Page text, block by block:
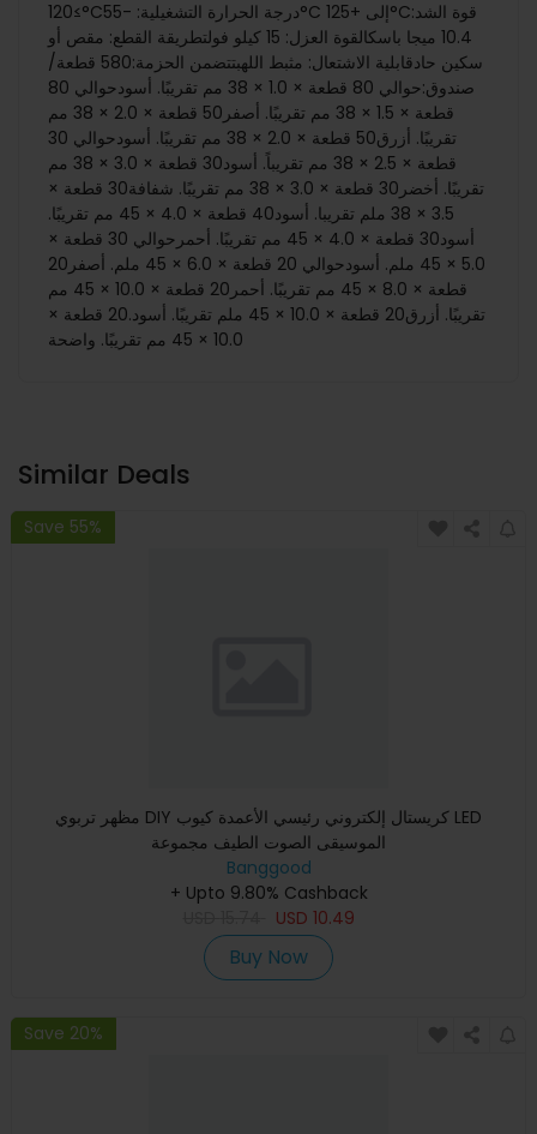
≥120°Cدرجة الحرارة التشغيلية: -55°C إلى +125°Cقوة الشد:
10.4 ميجا باسكالقوة العزل: 15 كيلو فولتطريقة القطع: مقص أو
سكين حادقابلية الاشتعال: مثبط اللهبتتضمن الحزمة:580 قطعة/
صندوق:حوالي 80 قطعة × 1.0 × 38 مم تقريبًا. أسودحوالي 80
قطعة × 1.5 × 38 مم تقريبًا. أصفر50 قطعة × 2.0 × 38 مم
تقريبًا. أزرق50 قطعة × 2.0 × 38 مم تقريبًا. أسودحوالي 30
قطعة × 2.5 × 38 مم تقريباً. أسود30 قطعة × 3.0 × 38 مم
تقريبًا. أخضر30 قطعة × 3.0 × 38 مم تقريبًا. شفافة30 قطعة ×
3.5 × 38 ملم تقريبا. أسود40 قطعة × 4.0 × 45 مم تقريبًا.
أسود30 قطعة × 4.0 × 45 مم تقريبًا. أحمرحوالي 30 قطعة ×
5.0 × 45 ملم. أسودحوالي 20 قطعة × 6.0 × 45 ملم. أصفر20
قطعة × 8.0 × 45 مم تقريبًا. أحمر20 قطعة × 10.0 × 45 مم
تقريبًا. أزرق20 قطعة × 10.0 × 45 ملم تقريبًا. أسود.20 قطعة ×
10.0 × 45 مم تقريبًا. واضحة
Similar Deals
Save 55%
مظهر تربوي DIY كريستال إلكتروني رئيسي الأعمدة كيوب LED
الموسيقى الصوت الطيف مجموعة
Banggood
+ Upto 9.80% Cashback
USD 10.49
Buy Now
Save 20%